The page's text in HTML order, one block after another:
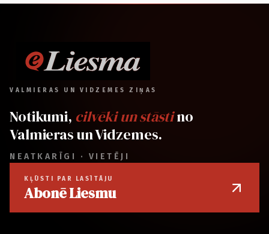
VALMIERAS UN VIDZEMES ZIŅAS
Notikumi, cilvēki un stāstino
Valmieras un Vidzemes.
NEATKARĪGI · VIETĒJI
KĻŪSTI PAR LASĪTĀJU
Abonē Liesmu